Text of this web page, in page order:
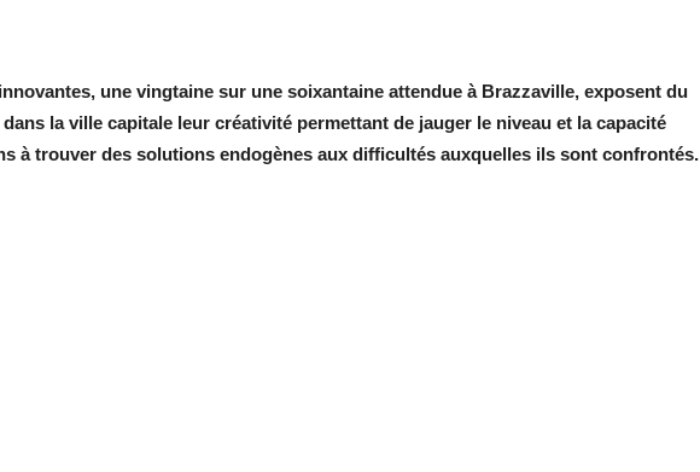
une vingtaine sur une soixantaine attendue à Brazzaville, exposent du
dans la ville capitale leur créativité permettant de jauger le niveau et la capacité
à trouver des solutions endogènes aux difficultés auxquelles ils sont confrontés.